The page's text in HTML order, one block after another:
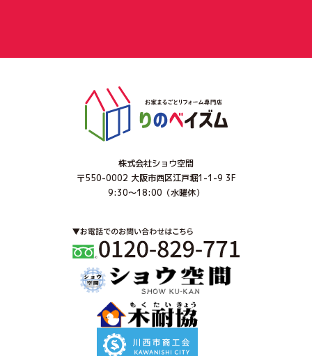
を行うため
・当社がお客様に提供するサービスにおいて利用す
・お客様に特別なサービスや新しい商品などの情報
・お客様にあったサービスを提供するため
・必要に応じてお客様に連絡を行うため
・会計監査上の確認作業を行うため
4.個人情報の安全対策
お客様の個人情報を安全に管理・運営するよう鋭意
努力しており、個人情報への外部からの不正なアク
セス、個人情報の紛失・毀損・破壊・改ざん・漏え
い、社外への不正な流出などへの危険防止に対する
合理的かつ適切な安全対策を行っています。また個
人情報を取り扱う部門ごとに情報管理責任者を置
き、個人情報の適切な管理に努めるとともに、情報
セキュリティに関する規定を設けて社員への周知徹
株式会社ショウ空間
〒550-0002 大阪市西区江戸堀1-1-9 3F
9:30～18:00（水曜休）